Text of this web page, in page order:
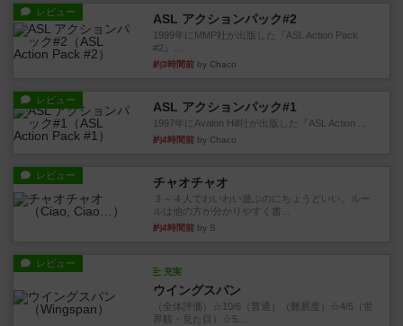
レビュー ASL アクションパック#2
1999年にMMP社が出版した『ASL Action Pack
#2』...
約3時間前 by Chaco
レビュー ASL アクションパック#1
1997年にAvalon Hill社が出版した『ASL Action ...
約4時間前 by Chaco
レビュー チャオチャオ
３～４人でわいわい遊ぶのにちょうどいい。ルー
ルは他の方が分かりやすく書...
約4時間前 by S
レビュー
充実
ウイングスパン
（全体評価）☆10/6（普通）（難易度）☆4/5（世
界観・見た目）☆5...